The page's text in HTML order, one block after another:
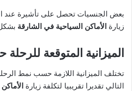
بعض الجنسيات تحصل على تأشيرة عند
زيارة الأماكن السياحية في الشارقة
الميزانية المتوقعة
تختلف الميزانية اللازمة حسب نمط
التالي تقديرا تقريبيا لتكلفة زيارة